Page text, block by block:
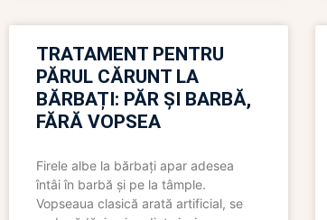
TRATAMENT PENTRU
PĂRUL CĂRUNT LA
BĂRBAȚI: PĂR ȘI BARBĂ,
FĂRĂ VOPSEA
Firele albe la bărbați apar adesea
întâi în barbă și pe la tâmple.
Vopseaua clasică arată artificial, se